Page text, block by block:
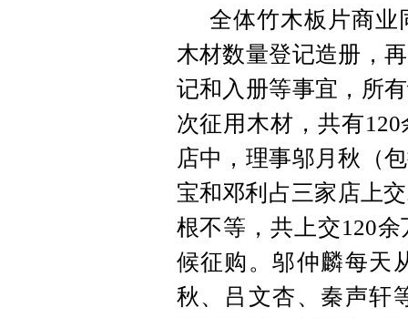
全体竹木板片商业
木材数量登记造册，
记和入册等事宜，所
次征用木材，共有
店中，理事邬月秋（
宝和邓利占三家店上
根不等，共上交120
候征购。邬仲麟每天
秋、吕文杏、秦声轩